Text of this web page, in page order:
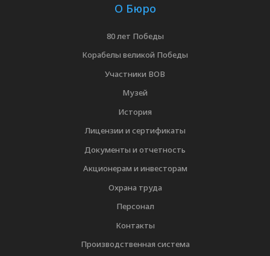
О Бюро
80 лет Победы
Корабелы великой Победы
Участники ВОВ
Музей
История
Лицензии и сертификаты
Документы и отчетность
Акционерам и инвесторам
Охрана труда
Персонал
Контакты
Производственная система